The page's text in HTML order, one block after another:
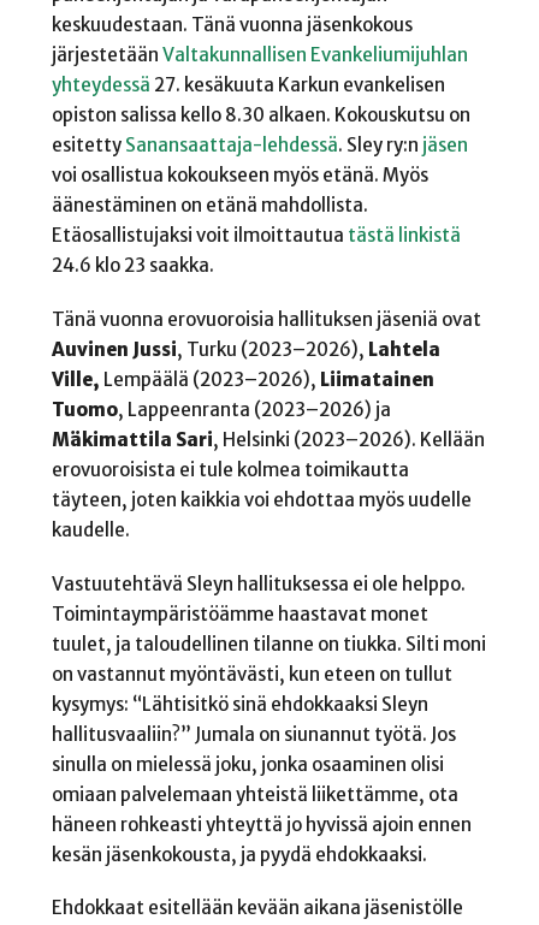
keskuudestaan. Tänä vuonna jäsenkokous
järjestetään Valtakunnallisen Evankeliumijuhlan
yhteydessä 27. kesäkuuta Karkun evankelisen
opiston salissa kello 8.30 alkaen. Kokouskutsu on
esitetty Sanansaattaja-lehdessä. Sley ry:n jäsen
voi osallistua kokoukseen myös etänä. Myös
äänestäminen on etänä mahdollista.
Etäosallistujaksi voit ilmoittautua tästä linkistä
24.6 klo 23 saakka.
Tänä vuonna erovuoroisia hallituksen jäseniä ovat
Auvinen Jussi, Turku (2023–2026), Lahtela
Ville, Lempäälä (2023–2026), Liimatainen
Tuomo, Lappeenranta (2023–2026) ja
Mäkimattila Sari, Helsinki (2023–2026). Kellään
erovuoroisista ei tule kolmea toimikautta
täyteen, joten kaikkia voi ehdottaa myös uudelle
kaudelle.
Vastuutehtävä Sleyn hallituksessa ei ole helppo.
Toimintaympäristöämme haastavat monet
tuulet, ja taloudellinen tilanne on tiukka. Silti moni
on vastannut myöntävästi, kun eteen on tullut
kysymys: “Lähtisitkö sinä ehdokkaaksi Sleyn
hallitusvaaliin?” Jumala on siunannut työtä. Jos
sinulla on mielessä joku, jonka osaaminen olisi
omiaan palvelemaan yhteistä liikettämme, ota
häneen rohkeasti yhteyttä jo hyvissä ajoin ennen
kesän jäsenkokousta, ja pyydä ehdokkaaksi.
Ehdokkaat esitellään kevään aikana jäsenistölle